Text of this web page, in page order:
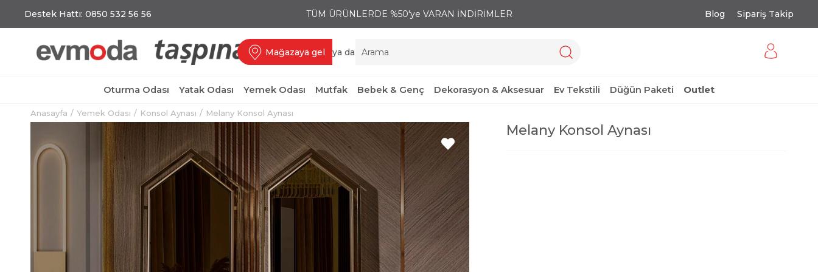
Destek Hattı: 0850 532 56 56 TÜM ÜRÜNLERDE %50'ye VARAN İNDİRİMLER Blog Sipariş Takip
Mağazaya gel ya da
Oturma Odası Yatak Odası Yemek Odası Mutfak Bebek & Genç Dekorasyon & Aksesuar Ev Tekstili Düğün Paketi Outlet
Anasayfa Yemek Odası Konsol Aynası Melany Konsol Aynası
Melany Konsol Aynası